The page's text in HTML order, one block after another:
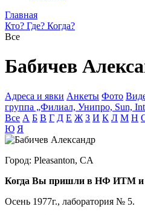
Главная
Кто? Где? Когда?
Все
Бабичев
Адреса и явки Анкеты Фото
группа „Филиал, Унипро, Sun,
Все А Б В Г Д Е Ж З И К Л М Н
Ю Я
Город: Pleasanton, CA
Когда Вы пришли в НФ ИТМ и
Осень 1977г., лаборатория № 5.